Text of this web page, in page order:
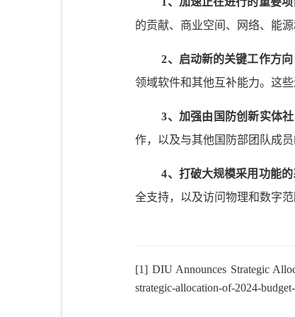
的贡献、商业空间、网络、能
2、启动新的关键工作方向
领域软件和其他互补能力。这
3、加强由国防创新实体
作，以及与其他国防部团队成员
4、打破大规模采用功能的
全支持，以及访问物理和数
[1] DIU Announces Strategic
strategic-allocation-of-2024-